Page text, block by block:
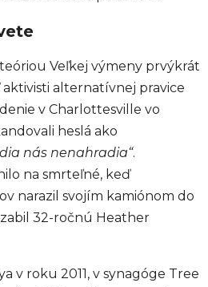
Veľkej výmeny prvýkrát
aktivisti alternatívnej pravice
v Charlottesville vo
heslá ako
nás nenahradia“.
na smrteľné, keď
narazil svojím kamiónom do
32-ročnú Heather
v roku 2011, v synagóge Tree